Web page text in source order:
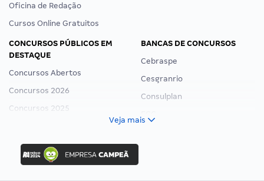
Oficina de Redação
Cursos Online Gratuitos
CONCURSOS PÚBLICOS EM
DESTAQUE
Concursos Abertos
Concursos 2026
Concursos 2025
Concurso Ibama
Concurso MPU
Editais publicados
BANCAS DE CONCURSOS
Cebraspe
Cesgranrio
Consulplan
Veja mais